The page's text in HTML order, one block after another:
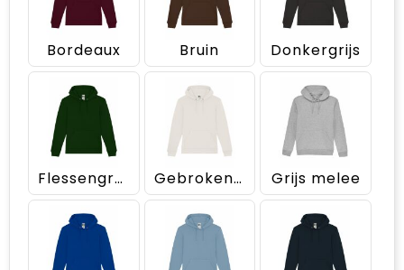
Bordeaux Bruin Donkergrijs
Flessengroen Gebroken wit Grijs melee